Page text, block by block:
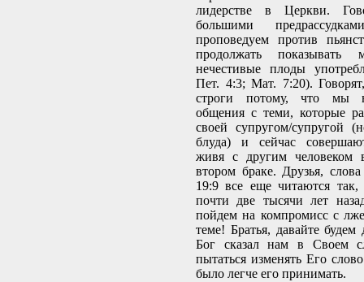
лидерстве в Церкви.
большими
проповедуем против
продолжать
нечестивые плоды
Пет. 4:3; Мат. 7:20).
строги потому, что мы
общения с теми, которые
своей супругом/супругой
блуда) и сейчас
живя с другим человеком
втором браке. Друзья,
19:9 все еще читаются так,
почти две тысячи лет
пойдем на компромисс с
теме! Братья, давайте
Бог сказал нам в Своем
пытаться изменять Его
было легче его принимать.